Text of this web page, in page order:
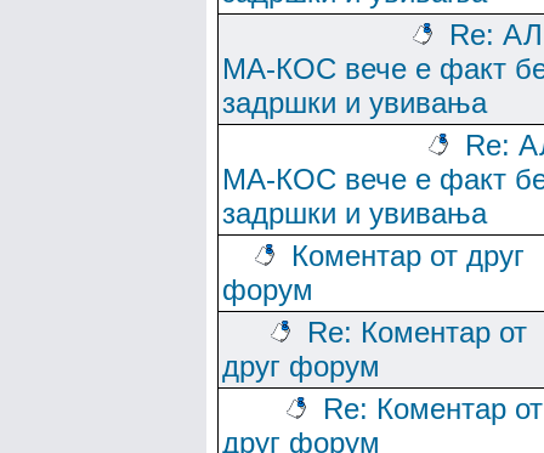
Re:
МА-КОС вече е факт
задршки и увивања
Re:
МА-КОС вече е факт
задршки и увивања
Коментар от друг
форум
Re: Коментар от
друг форум
Re: Коментар от
друг форум